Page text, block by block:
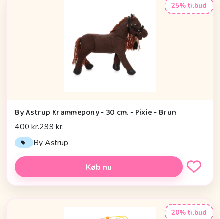
25% tilbud
By Astrup Krammepony - 30 cm. - Pixie - Brun
400 kr.299 kr.
By Astrup
Køb nu
20% tilbud